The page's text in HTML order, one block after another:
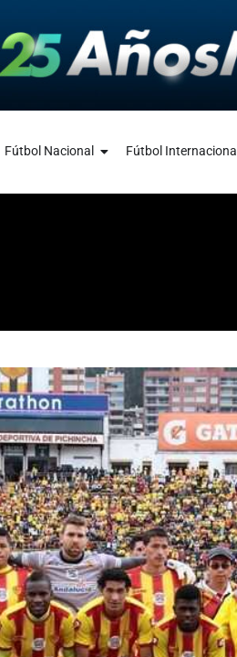
Fútbol Nacional Fútbol Internacional